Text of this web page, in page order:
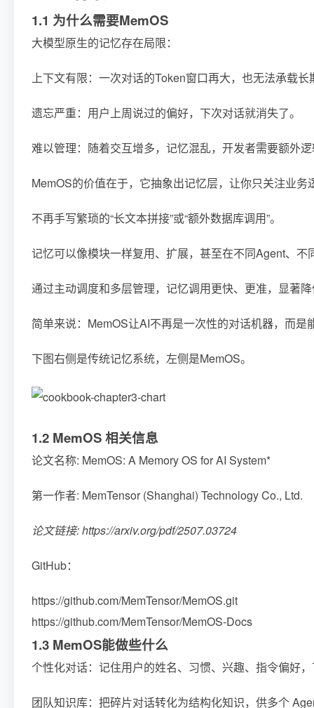
1.1 为什么需要MemOS
大模型原生的记忆存在局限：
上下文有限：一次对话的Token窗口再大，也无法承载长
遗忘严重：用户上周说过的偏好，下次对话就消失了。
难以管理：随着交互增多，记忆混乱，开发者需要额外
MemOS的价值在于，它抽象出记忆层，让你只关注业务
不再手写繁琐的“长文本拼接”或“额外数据库调用”。
记忆可以像模块一样复用、扩展，甚至在不同Agent、不
通过主动调度和多层管理，记忆调用更快、更准，显著
简单来说：MemOS让AI不再是一次性的对话机器，而是
下图右侧是传统记忆系统，左侧是MemOS。
1.2 MemOS 相关信息
论文名称: MemOS: A Memory OS for AI System*
第一作者: MemTensor (Shanghai) Technology Co., Ltd.
论文链接: https://arxiv.org/pdf/2507.03724
GitHub：
https://github.com/MemTensor/MemOS.git
https://github.com/MemTensor/MemOS-Docs
1.3 MemOS能做些什么
个性化对话：记住用户的姓名、习惯、兴趣、指令偏好
团队知识库：把碎片对话转化为结构化知识，供多个